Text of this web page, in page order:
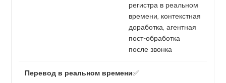
регистра в реальном
времени, контекстная
доработка, агентная
пост-обработка
после звонка
✅